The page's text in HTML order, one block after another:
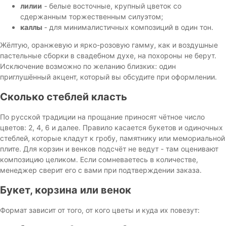
лилии - белые восточные, крупный цветок со
сдержанным торжественным силуэтом;
каллы - для минималистичных композиций в один тон.
Жёлтую, оранжевую и ярко-розовую гамму, как и воздушные
пастельные сборки в свадебном духе, на похороны не берут.
Исключение возможно по желанию близких: один
приглушённый акцент, который вы обсудите при оформлении.
Сколько стеблей класть
По русской традиции на прощание приносят чётное число
цветов: 2, 4, 6 и далее. Правило касается букетов и одиночных
стеблей, которые кладут к гробу, памятнику или мемориальной
плите. Для корзин и венков подсчёт не ведут - там оценивают
композицию целиком. Если сомневаетесь в количестве,
менеджер сверит его с вами при подтверждении заказа.
Букет, корзина или венок
Формат зависит от того, от кого цветы и куда их повезут: